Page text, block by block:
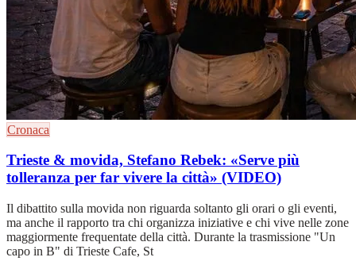
Cronaca
Trieste & movida, Stefano Rebek: «Serve più
tolleranza per far vivere la città» (VIDEO)
Il dibattito sulla movida non riguarda soltanto gli orari o gli eventi,
ma anche il rapporto tra chi organizza iniziative e chi vive nelle zone
maggiormente frequentate della città. Durante la trasmissione "Un
capo in B" di Trieste Cafe, St